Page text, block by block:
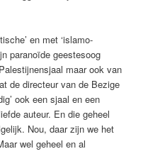
en met ‘islamo-
paranoïde geestesoog
maar ook van
de directeur van de Bezige
ook een sjaal en een
auteur. En die geheel
Nou, daar zijn we het
wel geheel en al